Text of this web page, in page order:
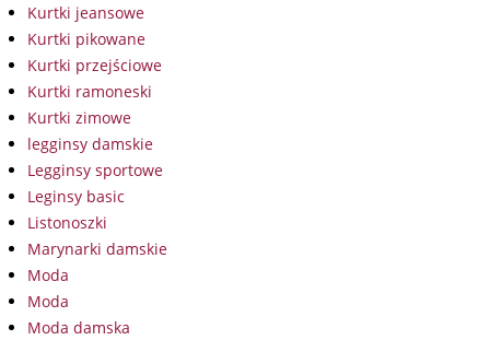
Kurtki jeansowe
Kurtki pikowane
Kurtki przejściowe
Kurtki ramoneski
Kurtki zimowe
legginsy damskie
Legginsy sportowe
Leginsy basic
Listonoszki
Marynarki damskie
Moda
Moda
Moda damska